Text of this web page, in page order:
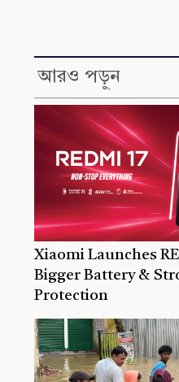
আরও পড়ুন
Xiaomi Launches
Bigger Battery &
Protection